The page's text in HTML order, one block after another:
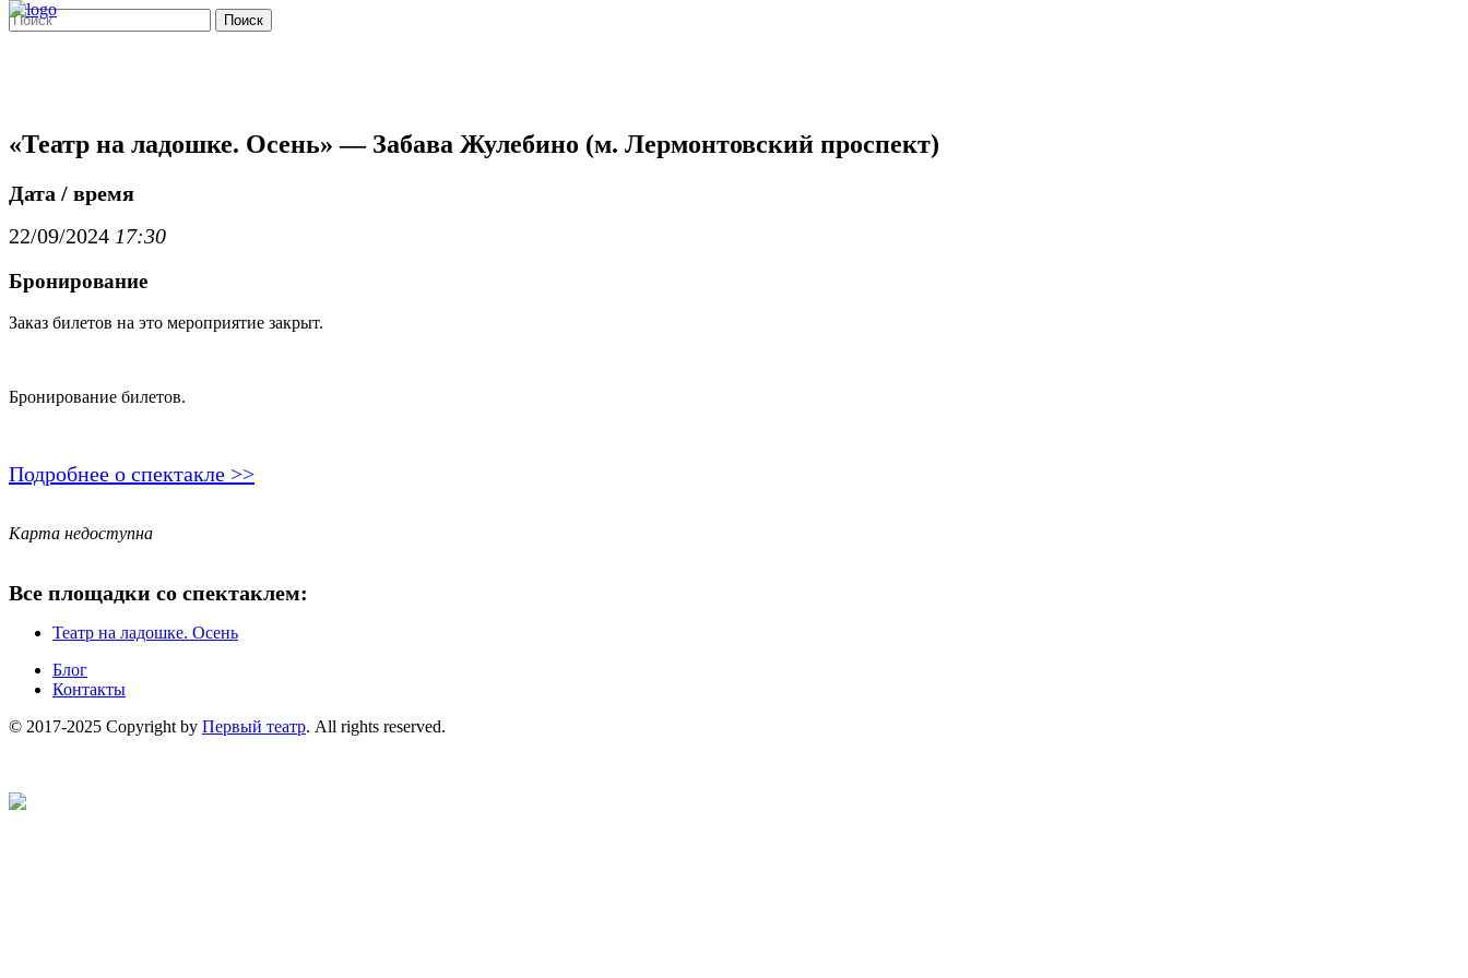
Поиск
«Театр на ладошке. Осень» — Забава Жулебино (м. Лермонтовский проспект)
Дата / время
22/09/2024 17:30
Бронирование
Заказ билетов на это мероприятие закрыт.
Бронирование билетов.
Подробнее о спектакле >>
Карта недоступна
Все площадки со спектаклем:
Театр на ладошке. Осень
Блог
Контакты
© 2017-2025 Copyright by Первый театр. All rights reserved.